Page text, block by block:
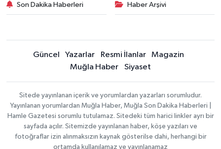
Son Dakika Haberleri Haber Arşivi
Güncel Yazarlar Resmi İlanlar
Magazin
Muğla Haber
Siyaset
Sitede yayınlanan içerik ve yorumlardan yazarları sorumludur.
Yayınlanan yorumlardan Muğla Haber, Muğla Son Dakika Haberleri |
Hamle Gazetesi sorumlu tutulamaz. Sitedeki tüm harici linkler ayrı bir
sayfada açılır. Sitemizde yayınlanan haber, köşe yazıları ve
fotoğraflar izin alınmaksızın kaynak gösterilse dahi, herhangi bir
ortamda kullanılamaz ve yayınlanamaz